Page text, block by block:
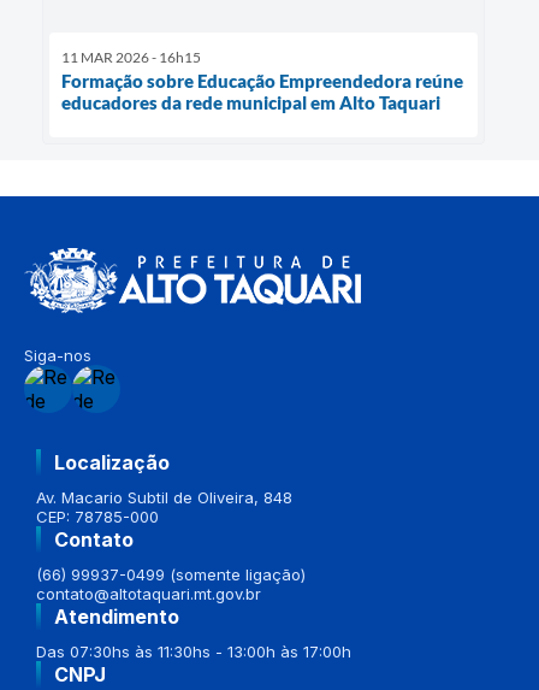
11 MAR 2026 - 16h15
Formação sobre Educação Empreendedora reúne
educadores da rede municipal em Alto Taquari
Siga-nos
Localização
Av. Macario Subtil de Oliveira, 848
CEP: 78785-000
Contato
(66) 99937-0499 (somente ligação)
contato@altotaquari.mt.gov.br
Atendimento
Das 07:30hs às 11:30hs - 13:00h às 17:00h
CNPJ